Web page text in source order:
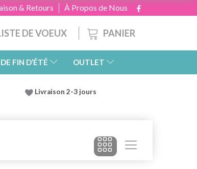
À Propos de Nous
& Retours
PANIER
DE VOEUX
FIN D’ÉTÉ OUTLET
Livraison 2-3 jours